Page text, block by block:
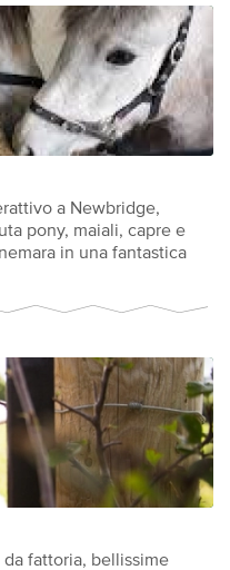
a Newbridge,
pony, maiali, capre e
in una fantastica
fattoria, bellissime